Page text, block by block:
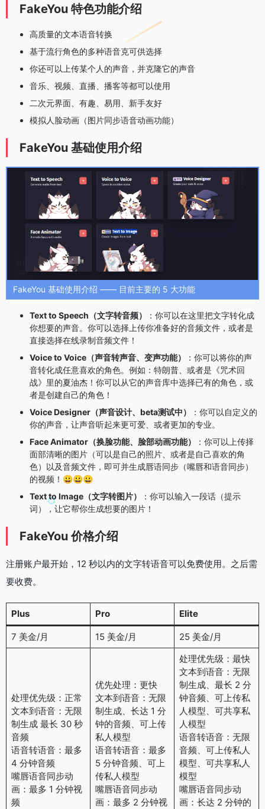
FakeYou 特色功能介绍
高质量的文本语音转换
基于流行角色的多种语音克可供选择
你还可以上传某个人的声音，并克隆它的声音
音乐、视频、直播、播客等都可以使用
二次元界面、有趣、易用、新手友好
模拟人脸动画（图片同步语音动画功能）
FakeYou 基础使用介绍
FakeYou 基础使用介绍 —— 目前主要的 5 大功能
Text to Speech（文字转音频）
：你可以在这里把文字转化成
你想要的声音。你可以选择上传你准备好的音频文件，或者是
直接选择在线录制音频文件！
Voice to Voice（声音转声音、变声功能）
：你可以将你的声
音转化成任意喜欢的角色。例如：特朗普、或者是《咒术回
战》里的夏油杰！你可以从它的声音库中选择已有的角色，或
者是创建自己的角色！
Voice Designer（声音设计、beta测试中）
：你可以自定义的
你的声音，让声音听起来更可爱、或者更加的专业。
Face Animator（换脸功能、脸部动画功能）
：你可以上传择
面部清晰的图片（可以是自己的照片、或者是自己喜欢的角
色）以及音频文件，即可并生成唇语同步（嘴唇和语音同步）
的视频！😀😀😀
Text to Image（文字转图片）
：你可以输入一段话（提示
词），让它帮你生成想要的图片！
FakeYou 价格介绍
注册账户最开始，12 秒以内的文字转语音可以免费使用。之后需
要收费。
Plus Pro Elite
7 美金/月 15 美金/月 25 美金/月
处理优先级：正常
文本到语音：无限
制生成 最长 30 秒
音频
语音转语音：最多
4 分钟音频
嘴唇语音同步动
画：最多 1 分钟视
频
优先处理：更快
文本到语音：无限
制生成、长达 1 分
钟的音频、可上传
私人模型
语音转语音：最多
5 分钟音频、可上
传私人模型
嘴唇语音同步动
画：最多 2 分钟视
处理优先级：最快
文本到语音：无限
制生成、最长 2 分
钟音频、可上传私
人模型、可共享私
人模型
语音转语音：无限
音频、可上传私人
模型、可共享私人
模型
嘴唇语音同步动
画：长达 2 分钟的